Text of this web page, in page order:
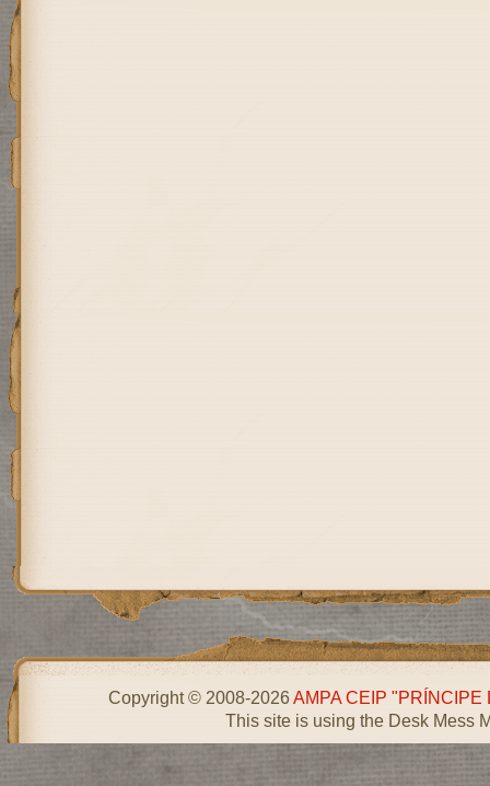
Copyright © 2008-2026AMPA CEIP "PRÍNCIPE
This site is using the Desk Mess